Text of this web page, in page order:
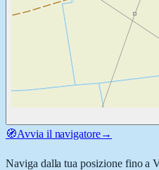
🧭Avvia il navigatore→
Naviga dalla tua posizione fino a